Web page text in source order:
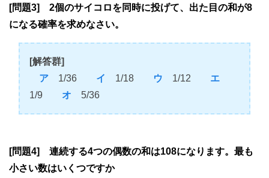
[問題3] 2個のサイコロを同時に投げて、出た目の和が8
になる確率を求めなさい。
[解答群]
ア 1/36 イ 1/18 ウ 1/12 エ
1/9 オ 5/36
[問題4] 連続する4つの偶数の和は108になります。最も
小さい数はいくつですか